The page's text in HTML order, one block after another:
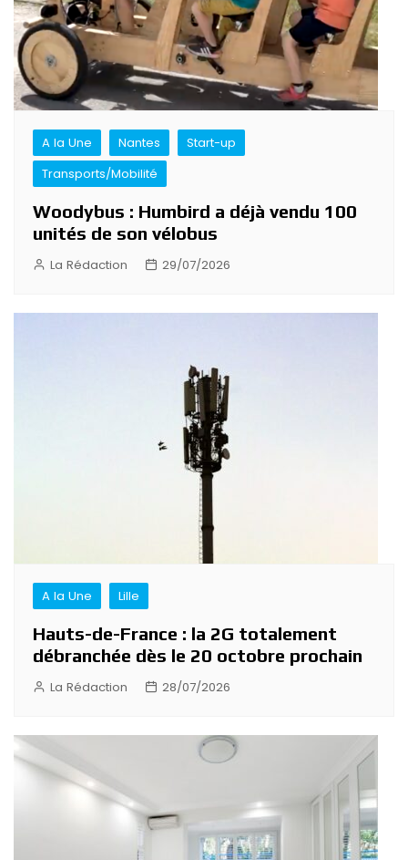
A la Une Nantes
Start-up
Transports/Mobilité
Woodybus : Humbird a déjà vendu 100
unités de son vélobus
La Rédaction 29/07/2026
A la Une Lille
Hauts-de-France : la 2G totalement
débranchée dès le 20 octobre prochain
La Rédaction 28/07/2026